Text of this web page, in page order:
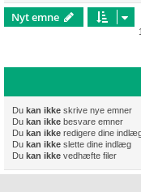
Nyt emne
Du kan ikke skrive nye emner
Du kan ikke besvare emner
Du kan ikke redigere dine
Du kan ikke slette dine indlæg
Du kan ikke vedhæfte filer